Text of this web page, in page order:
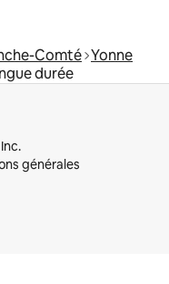
Comté Yonne
durée
générales